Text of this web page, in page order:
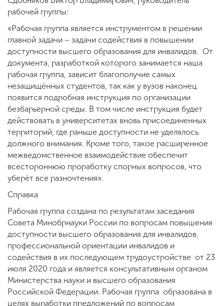
рабочей группы:
«Рабочая группа является инструментом в решении
главной задачи – задачи содействия в повышении
доступности высшего образования для инвалидов. От
документа, разработкой которого занимается наша
рабочая группа, зависит благополучие самых
незащищённых студентов, так как у вузов наконец
появится подробная инструкция по организации
безбарьерной среды. В том числе инструкция будет
действовать в университетах вновь присоединенных
территорий, где раньше доступности не уделялось
должного внимания. Кроме того, такое расширенное
межведомственное взаимодействие обеспечит
всестороннюю проработку спорных вопросов, что
уберёт все разночтения».
Справка
Рабочая группа создана по результатам заседания
Совета Минобрнауки России по вопросам повышения
доступности высшего образования для инвалидов,
профессиональной ориентации инвалидов и
содействия в их последующем трудоустройстве от 23
июля 2020 года и является консультативным органом
Министерства науки и высшего образования
Российской Федерации. Рабочая группа образована в
целях выработки предложений по вопросам